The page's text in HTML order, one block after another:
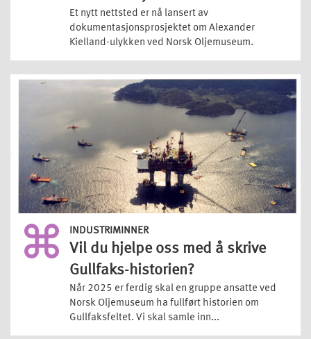
Et nytt nettsted er nå lansert av
dokumentasjonsprosjektet om Alexander
Kielland-ulykken ved Norsk Oljemuseum.
INDUSTRIMINNER
Vil du hjelpe oss med å skrive
Gullfaks-historien?
Når 2025 er ferdig skal en gruppe ansatte ved
Norsk Oljemuseum ha fullført historien om
Gullfaksfeltet. Vi skal samle inn...